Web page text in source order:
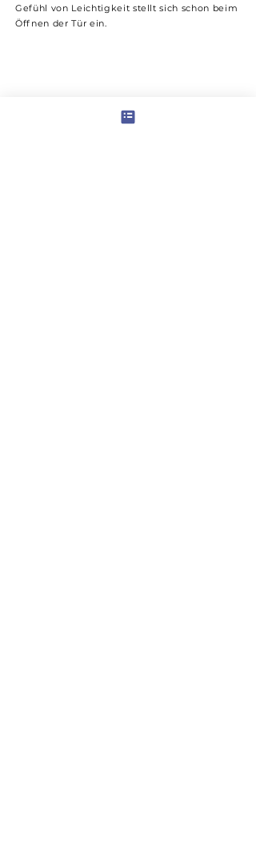
Gefühl von Leichtigkeit stellt sich schon beim
Öffnen der Tür ein.